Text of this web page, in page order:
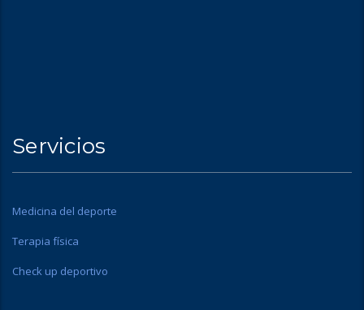
Servicios
Medicina del deporte
Terapia física
Check up deportivo